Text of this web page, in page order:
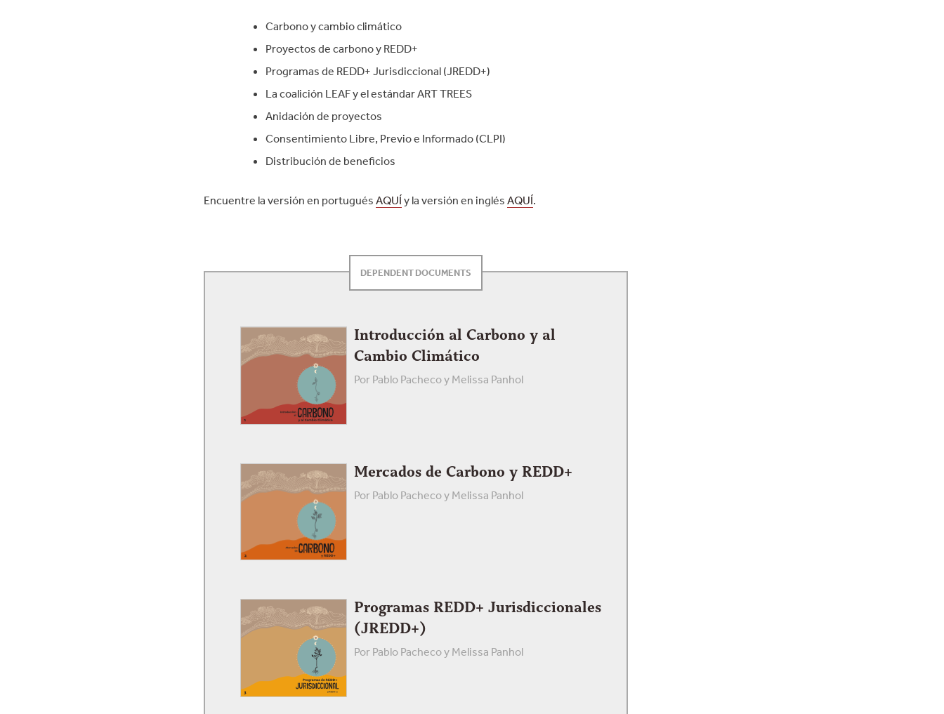
Carbono y cambio climático
Proyectos de carbono y REDD+
Programas de REDD+ Jurisdiccional (JREDD+)
La coalición LEAF y el estándar ART TREES
Anidación de proyectos
Consentimiento Libre, Previo e Informado (CLPI)
Distribución de beneficios
Encuentre la versión en portugués AQUÍ y la versión en inglés AQUÍ.
DEPENDENT DOCUMENTS
Introducción al Carbono y al
Cambio Climático
Por Pablo Pacheco y Melissa Panhol
Mercados de Carbono y REDD+
Por Pablo Pacheco y Melissa Panhol
Programas REDD+ Jurisdiccionales
(JREDD+)
Por Pablo Pacheco y Melissa Panhol